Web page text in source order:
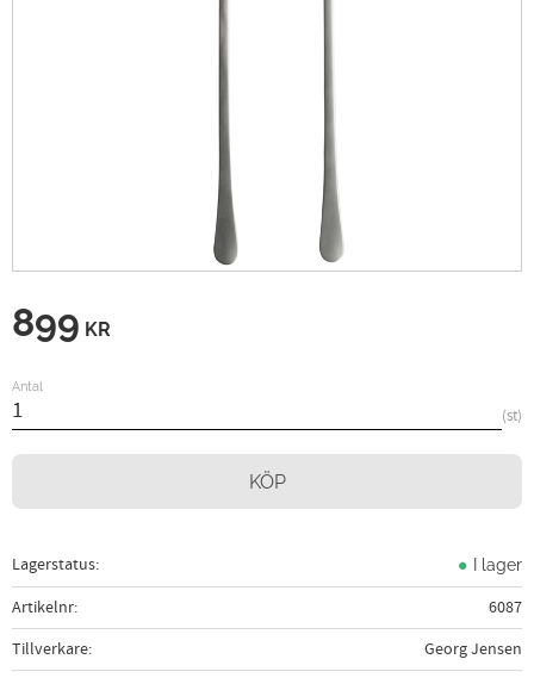
899 KR
Antal
st
KÖP
Lagerstatus I lager
Artikelnr
6087
Tillverkare
Georg Jensen